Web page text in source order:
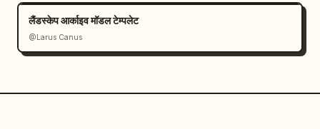
लैंडस्केप आर्काइव मॉडल टेम्पलेट
@Larus Canus